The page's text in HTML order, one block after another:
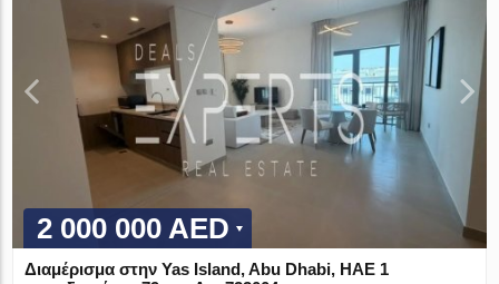
2 000 000 AED
Διαμέρισμα στην Yas Island, Abu Dhabi, ΗΑΕ 1